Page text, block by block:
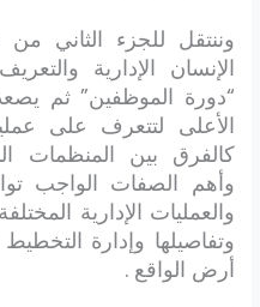
وننتقل للجزء الثاني من
الإنسان الإدارية
“دورة الموظفين” ثم
الأعلى لتتعرف على
كالفرق بين المنظمات
وأهم الصفات الواجب
والعمليات الإدارية
وتفاصيلها وإدارة
أرض الواقع .